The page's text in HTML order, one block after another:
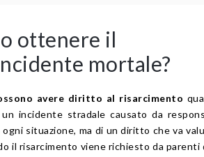
ottenere il
mortale?
avere diritto al risarcimento
incidente stradale causato da
situazione, ma di un diritto che va
il risarcimento viene richiesto da parenti